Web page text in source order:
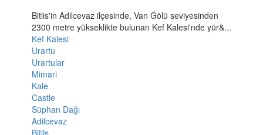
Bitlis'in Adilcevaz ilçesinde, Van Gölü seviyesinden
2300 metre yükseklikte bulunan Kef Kalesi'nde yür&...
Kef Kalesi
Urartu
Urartular
Mimari
Kale
Castle
Süphan Dağı
Adilcevaz
Bitlis